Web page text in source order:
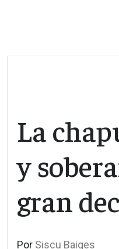
La
y
gran
Por Siscu Baiges